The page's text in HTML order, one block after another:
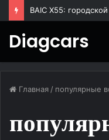
Diagcars
Главная / популярные